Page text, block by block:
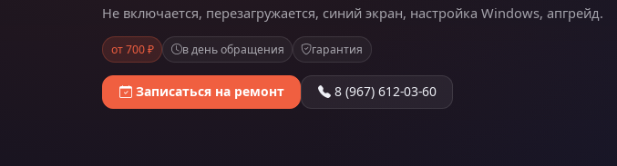
Не включается, перезагружается, синий экран, настройка Windows, апгрейд.
от 700 ₽ в день обращения гарантия
Записаться на ремонт 8 (967) 612-03-60